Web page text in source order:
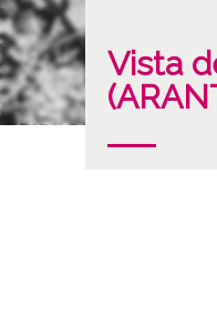
Vista